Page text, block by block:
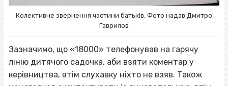
Колективне звернення частини батьків. Фото надав Дмитро
Гаврилов
Зазначимо, що «18000» телефонував на гарячу
лінію дитячого садочка, аби взяти коментар у
керівництва, втім слухавку ніхто не взяв. Також